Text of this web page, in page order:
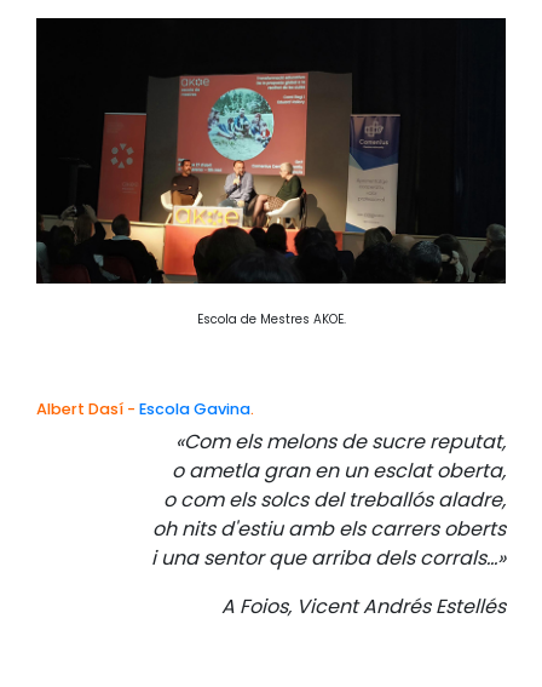
Escola de Mestres AKOE.
Albert Dasí - Escola Gavina.
«Com els melons de sucre reputat,
o ametla gran en un esclat oberta,
o com els solcs del treballós aladre,
oh nits d'estiu amb els carrers oberts
i una sentor que arriba dels corrals...»
A Foios, Vicent Andrés Estellés